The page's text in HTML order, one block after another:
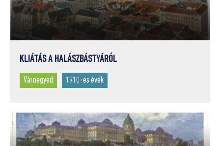
KLIÁTÁS A HALÁSZBÁSTYÁRÓL
Várnegyed 1910-es évek